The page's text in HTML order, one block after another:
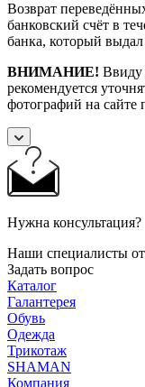
Возврат
банковский счёт в
банка, который
ВНИМАНИЕ! Ввиду
рекомендуется
фотографий на сайте
Нужна консультация?
Наши специалисты
Задать вопрос
Каталог
Галантерея
Обувь
Одежда
Трикотаж
SHAMAN
Компания